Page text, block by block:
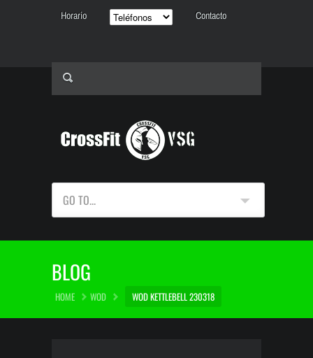
Horario Contacto
GO TO...
BLOG
HOME WOD WOD KETTLEBELL 230318